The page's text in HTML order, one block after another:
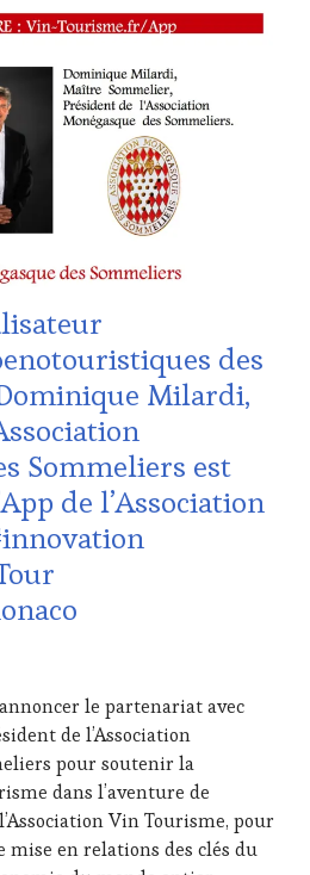
des
Milardi,
Sommeliers est
de l’Association
le partenariat avec
de l’Association
pour soutenir la
dans l’aventure de
Vin Tourisme, pour
mise en relations des clés du